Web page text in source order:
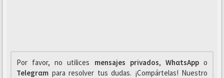
Por favor, no utilices mensajes privados, WhαtsAppo
Telegrαm para resolver tus dudas. ¡Compártelas! Nuestro